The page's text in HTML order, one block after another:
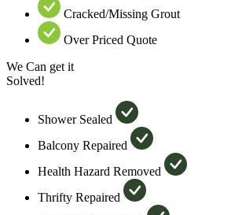
Cracked/Missing Grout
Over Priced Quote
We Can get it
Solved!
Shower Sealed
Balcony Repaired
Health Hazard Removed
Thrifty Repaired